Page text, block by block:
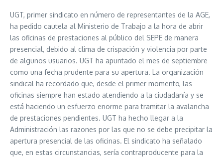
UGT, primer sindicato en número de representantes de la AGE,
ha pedido cautela al Ministerio de Trabajo a la hora de abrir
las oficinas de prestaciones al público del SEPE de manera
presencial, debido al clima de crispación y violencia por parte
de algunos usuarios. UGT ha apuntado el mes de septiembre
como una fecha prudente para su apertura. La organización
sindical ha recordado que, desde el primer momento, las
oficinas siempre han estado atendiendo a la ciudadanía y se
está haciendo un esfuerzo enorme para tramitar la avalancha
de prestaciones pendientes. UGT ha hecho llegar a la
Administración las razones por las que no se debe precipitar la
apertura presencial de las oficinas. El sindicato ha señalado
que, en estas circunstancias, sería contraproducente para la